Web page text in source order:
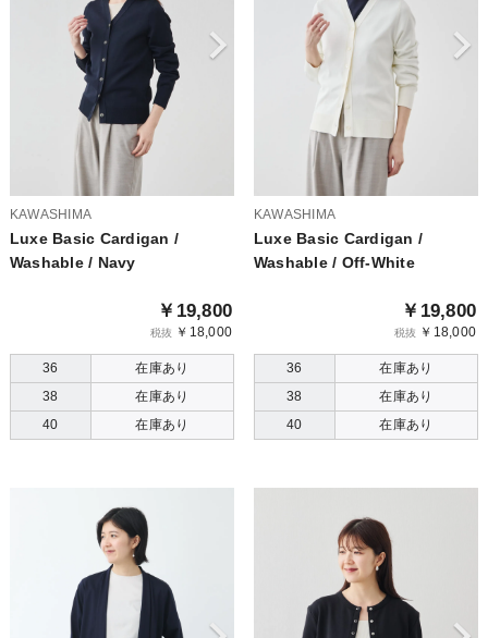
KAWASHIMA
Luxe Basic Cardigan /
Washable / Navy
￥19,800
税抜 ￥18,000
36
在庫あり
38
在庫あり
40
在庫あり
KAWASHIMA
Luxe Basic Cardigan /
Washable / Off-White
￥19,800
税抜 ￥18,000
36
在庫あり
38
在庫あり
40
在庫あり